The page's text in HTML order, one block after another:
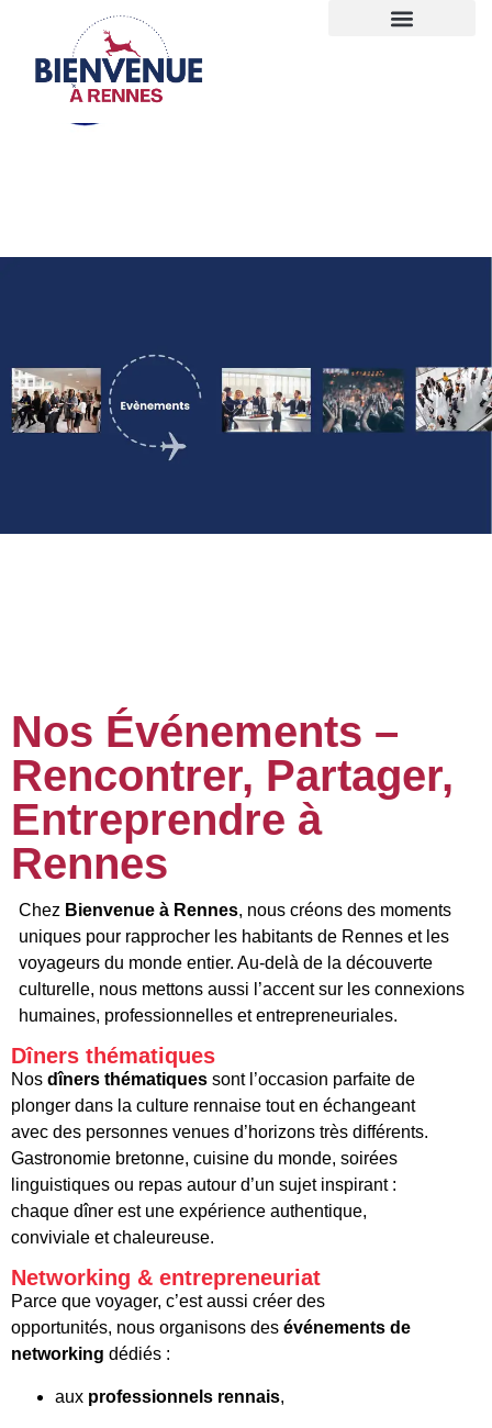
Nos Événements –
Rencontrer, Partager,
Entreprendre à
Rennes
Chez Bienvenue à Rennes, nous créons des moments
uniques pour rapprocher les habitants de Rennes et les
voyageurs du monde entier. Au-delà de la découverte
culturelle, nous mettons aussi l’accent sur les connexions
humaines, professionnelles et entrepreneuriales.
Dîners thématiques
Nos dîners thématiques sont l’occasion parfaite de
plonger dans la culture rennaise tout en échangeant
avec des personnes venues d’horizons très différents.
Gastronomie bretonne, cuisine du monde, soirées
linguistiques ou repas autour d’un sujet inspirant :
chaque dîner est une expérience authentique,
conviviale et chaleureuse.
Networking & entrepreneuriat
Parce que voyager, c’est aussi créer des
opportunités, nous organisons des événements de
networking dédiés :
aux professionnels rennais,